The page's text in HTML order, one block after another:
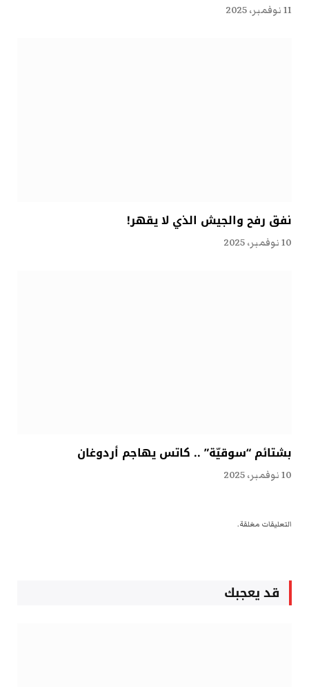
11 نوفمبر، 2025
نفق رفح والجيش الذي لا يقهر!
10 نوفمبر، 2025
بشتائم “سوقيّة” .. كاتس يهاجم أردوغان
10 نوفمبر، 2025
التعليقات مغلقة.
قد يعجبك